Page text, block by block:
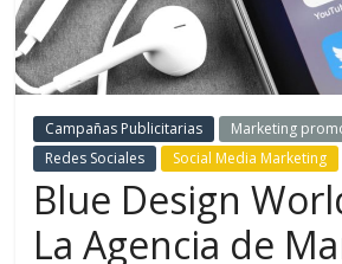
Colombia
|
Revistas
Campañas Publicitarias
Marketing
Redes Sociales
Social Media Marketing
Blue Design
La Agencia de